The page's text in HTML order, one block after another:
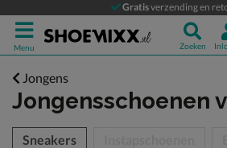
Gratisverzending en
Menu Zoeken
Jongens
Jongensschoenen
over
Sneakers